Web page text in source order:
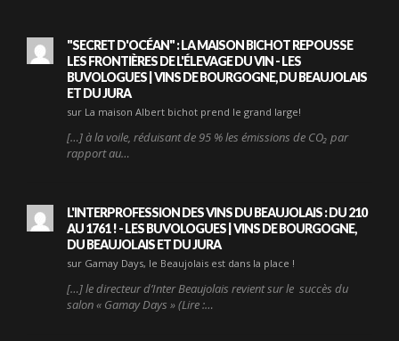
"SECRET D'OCÉAN" : LA MAISON BICHOT REPOUSSE
LES FRONTIÈRES DE L'ÉLEVAGE DU VIN - LES
BUVOLOGUES | VINS DE BOURGOGNE, DU BEAUJOLAIS
ET DU JURA
sur La maison Albert bichot prend le grand large!
[…] à la voile, réduisant de 95 % les émissions de CO₂ par
rapport au…
L'INTERPROFESSION DES VINS DU BEAUJOLAIS : DU 210
AU 1761 ! - LES BUVOLOGUES | VINS DE BOURGOGNE,
DU BEAUJOLAIS ET DU JURA
sur Gamay Days, le Beaujolais est dans la place !
[…] le directeur d’Inter Beaujolais revient sur le succès du
salon « Gamay Days » (Lire :…